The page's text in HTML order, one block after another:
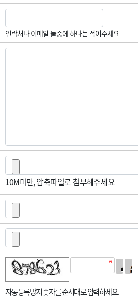
연락처나 이메일 둘중에 하나는 적어주세요
10M미만, 압축파일로 첨부해주세요
자동등록방지 숫자를 순서대로 입력하세요.